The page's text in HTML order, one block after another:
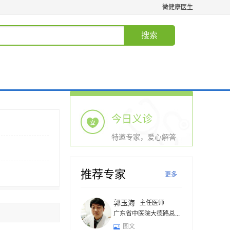
微健康医生
搜索
今日义诊
特邀专家，爱心解答
推荐专家 更多
郭玉海 主任医师
广东省中医院大德路总...
图文